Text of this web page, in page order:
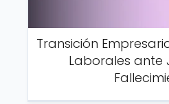
Transición
Laborales ante